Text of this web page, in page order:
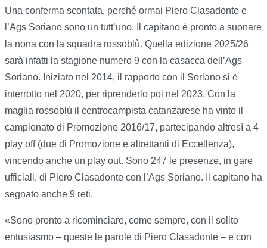
Una conferma scontata, perché ormai Piero Clasadonte e
l’Ags Soriano sono un tutt’uno. Il capitano è pronto a suonare
la nona con la squadra rossoblù. Quella edizione 2025/26
sarà infatti la stagione numero 9 con la casacca dell’Ags
Soriano. Iniziato nel 2014, il rapporto con il Soriano si è
interrotto nel 2020, per riprenderlo poi nel 2023. Con la
maglia rossoblù il centrocampista catanzarese ha vinto il
campionato di Promozione 2016/17, partecipando altresì a 4
play off (due di Promozione e altrettanti di Eccellenza),
vincendo anche un play out. Sono 247 le presenze, in gare
ufficiali, di Piero Clasadonte con l’Ags Soriano. Il capitano ha
segnato anche 9 reti.
«Sono pronto a ricominciare, come sempre, con il solito
entusiasmo – queste le parole di Piero Clasadonte – e con